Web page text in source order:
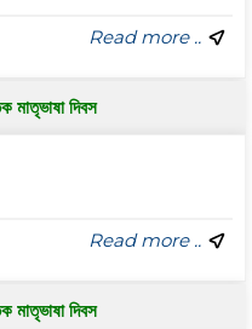
Read more ..
মাতৃভাষা দিবস
Read more ..
মাতৃভাষা দিবস